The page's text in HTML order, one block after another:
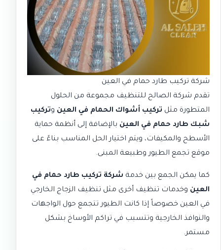
شركة تركيب طارد حمام في العين
تقدم شركة الصالح للتنظيف مجموعة من الحلول
المتطورة مثل تركيب أشواك الحمام في العين وتركيب
شبك طارد حمام في العين بالإضافة إلى أنظمة حماية
الأسطح والمكيفات، ويتم اختيار الحل المناسب بناءً على
موقع تجمع الطيور وطبيعة المبنى.
كما يمكن الجمع بين خدمة شركة تركيب طارد حمام في
العين وخدمات تنظيف أخرى مثل تنظيف الزجاج الخارجي
في العين خصوصاً إذا كانت الطيور تتجمع حول الواجهات
والنوافذ الخارجية وتتسبب في تراكم الأوساخ بشكل
مستمر.